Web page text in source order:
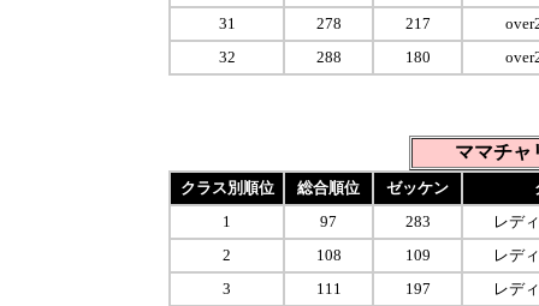
31
278 217
32
288 180
ママチャ
クラス別順位 総合順位 ゼッケン
1
97 283
レデ
2
108 109
レデ
3
111 197
レデ